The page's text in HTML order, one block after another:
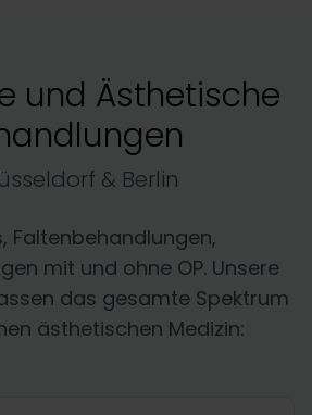
und Ästhetische
& Berlin
Faltenbehandlungen,
mit und ohne OP. Unsere
das gesamte Spektrum
ästhetischen Medizin: